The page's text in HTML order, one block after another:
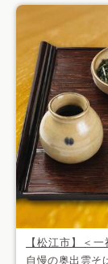
【松江市】＜
自慢の奥出雲そ